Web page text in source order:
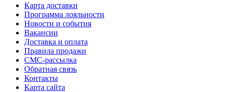
Карта доставки
Программа лояльности
Новости и события
Вакансии
Доставка и оплата
Правила продажи
СМС-рассылка
Обратная связь
Контакты
Карта сайта